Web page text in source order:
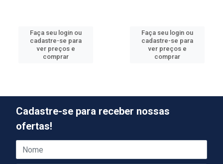
Faça seu login ou
cadastre-se para
ver preços e
comprar
Faça seu login ou
cadastre-se para
ver preços e
comprar
Cadastre-se para receber nossas
ofertas!